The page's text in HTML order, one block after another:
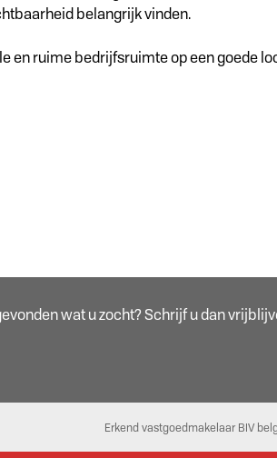
belangrijk vinden.
en ruime bedrijfsruimte op een goede
wat u zocht? Schrijf u dan
Erkend vastgoedmakelaar BIV